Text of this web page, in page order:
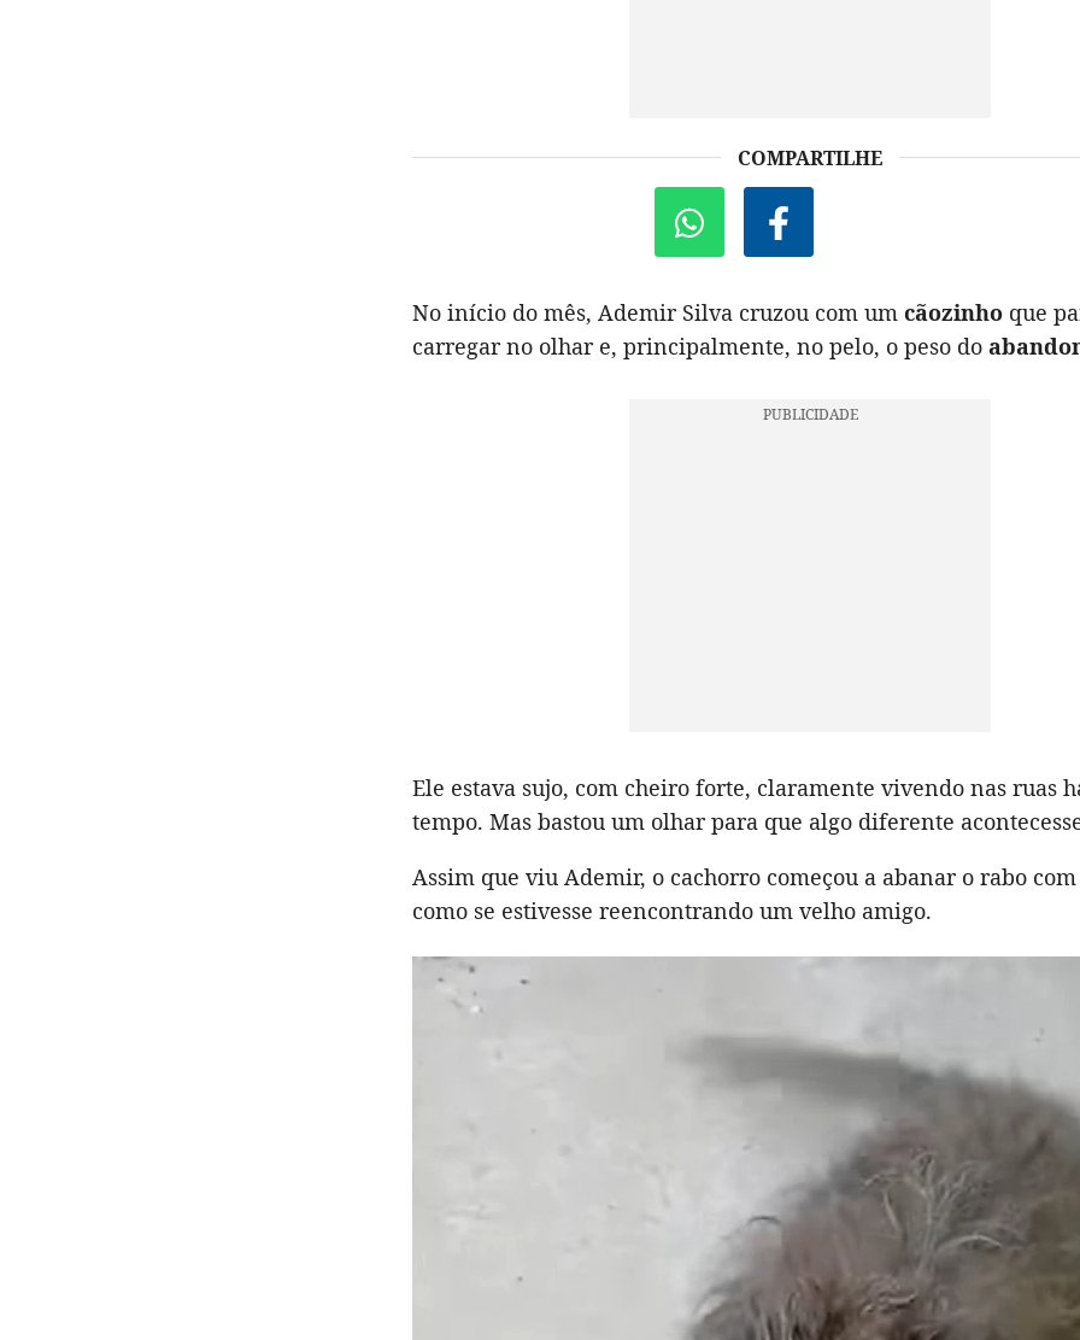
COMPARTILHE
No início do mês, Ademir Silva cruzou com um cãozinho que
carregar no olhar e, principalmente, no pelo, o peso do
Ele estava sujo, com cheiro forte, claramente vivendo nas ruas
tempo. Mas bastou um olhar para que algo diferente
Assim que viu Ademir, o cachorro começou a abanar o rabo
como se estivesse reencontrando um velho amigo.